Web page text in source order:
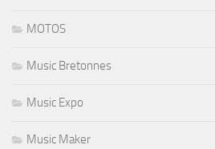
MOTOS
Music Bretonnes
Music Expo
Music Maker